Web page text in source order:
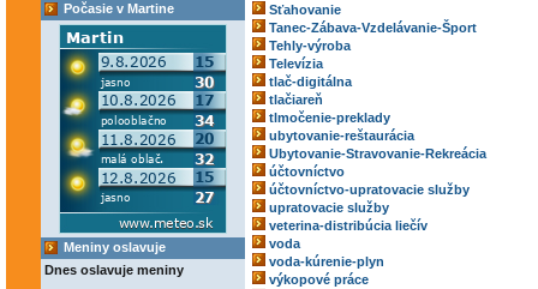
Počasie v Martine
Meniny oslavuje
Dnes oslavuje meniny
Sťahovanie
Tanec-Zábava-Vzdelávanie-Šport
Tehly-výroba
Televízia
tlač-digitálna
tlačiareň
tlmočenie-preklady
ubytovanie-reštaurácia
Ubytovanie-Stravovanie-Rekreácia
účtovníctvo
účtovníctvo-upratovacie služby
upratovacie služby
veterina-distribúcia liečív
voda
voda-kúrenie-plyn
výkopové práce